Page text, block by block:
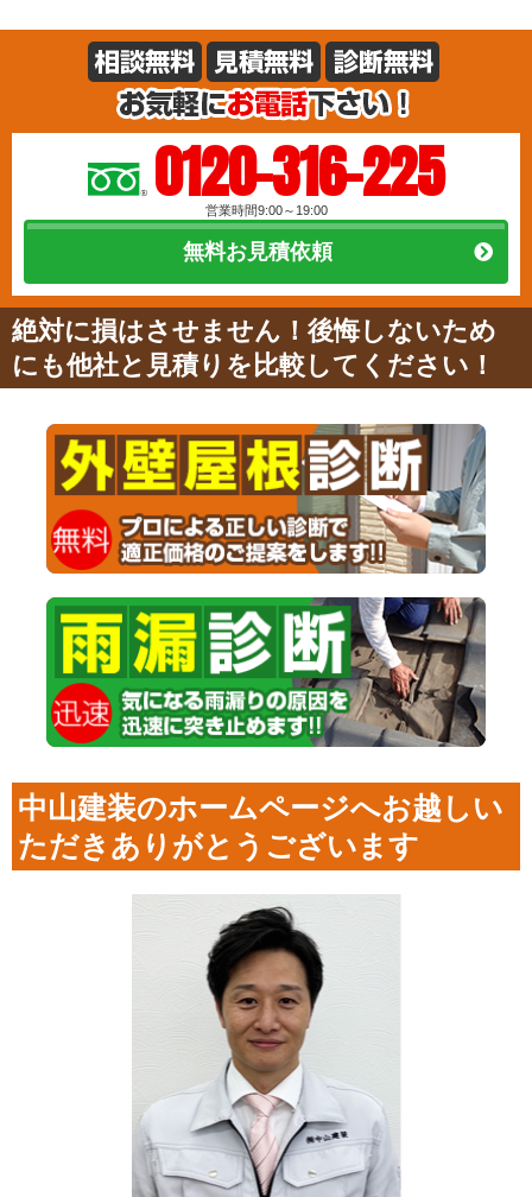
0120-316-225
営業時間9:00～19:00
無料お見積依頼
絶対に損はさせません！後悔しないため
にも他社と見積りを比較してください！
中山建装のホームページへお越しい
ただきありがとうございます